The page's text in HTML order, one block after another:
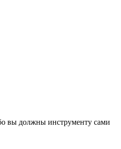
вы должны инструменту сами